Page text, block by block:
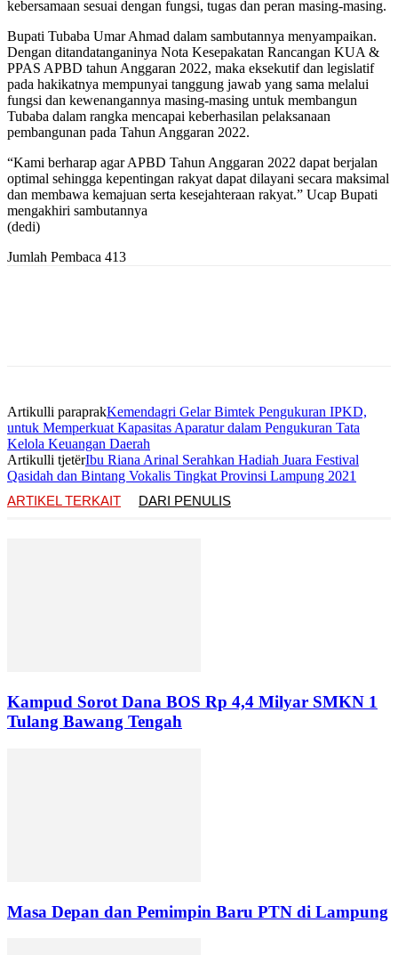
kebersamaan sesuai dengan fungsi, tugas dan peran masing-masing.
Bupati Tubaba Umar Ahmad dalam sambutannya menyampaikan.
Dengan ditandatanganinya Nota Kesepakatan Rancangan KUA &
PPAS APBD tahun Anggaran 2022, maka eksekutif dan legislatif
pada hakikatnya mempunyai tanggung jawab yang sama melalui
fungsi dan kewenangannya masing-masing untuk membangun
Tubaba dalam rangka mencapai keberhasilan pelaksanaan
pembangunan pada Tahun Anggaran 2022.
“Kami berharap agar APBD Tahun Anggaran 2022 dapat berjalan
optimal sehingga kepentingan rakyat dapat dilayani secara maksimal
dan membawa kemajuan serta kesejahteraan rakyat.” Ucap Bupati
mengakhiri sambutannya
(dedi)
Jumlah Pembaca 413
Artikulli paraprakKemendagri Gelar Bimtek Pengukuran IPKD,
untuk Memperkuat Kapasitas Aparatur dalam Pengukuran Tata
Kelola Keuangan Daerah
Artikulli tjetërIbu Riana Arinal Serahkan Hadiah Juara Festival
Qasidah dan Bintang Vokalis Tingkat Provinsi Lampung 2021
ARTIKEL TERKAIT
DARI PENULIS
Kampud Sorot Dana BOS Rp 4,4 Milyar SMKN 1
Tulang Bawang Tengah
Masa Depan dan Pemimpin Baru PTN di Lampung